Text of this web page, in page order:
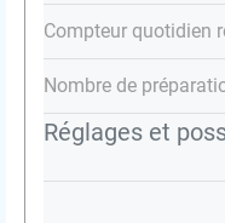
Réglages et
Compteur quotidien
Nombre de